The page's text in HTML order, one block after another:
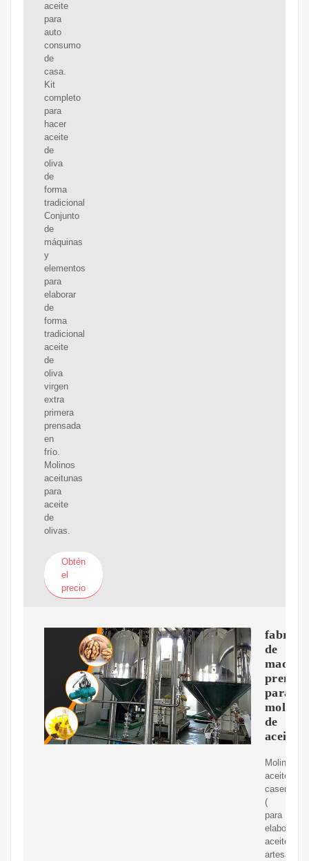
aceite
para
auto
consumo
de
casa.
Kit
completo
para
hacer
aceite
de
oliva
de
forma
tradicional
Conjunto
de
máquinas
y
elementos
para
elaborar
de
forma
tradicional
aceite
de
oliva
virgen
extra
primera
prensada
en
frío.
Molinos
aceitunas
para
aceite
de
olivas.
Obtén
el
precio
de
para
molinos
de
aceite
Molino
aceite
casero
(
para
elaborar
aceite
artesanal)